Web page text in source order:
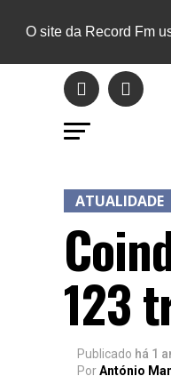
O site da Record Fm
ATUALIDADE
123
Publicado há 1
PorAntónio